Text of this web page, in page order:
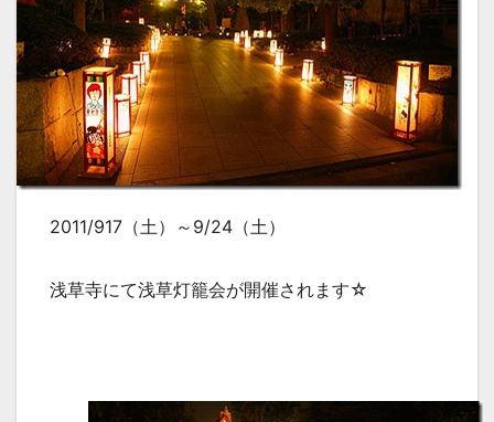
2011/917（土）～9/24（土）
浅草寺にて浅草灯籠会が開催されます☆